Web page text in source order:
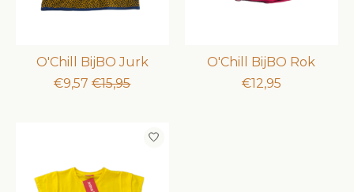
O'Chill BijBO Jurk
€9,57 €15,95
O'Chill BijBO Rok
€12,95